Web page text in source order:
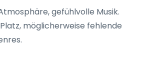
gefühlvolle Musik.
möglicherweise fehlende